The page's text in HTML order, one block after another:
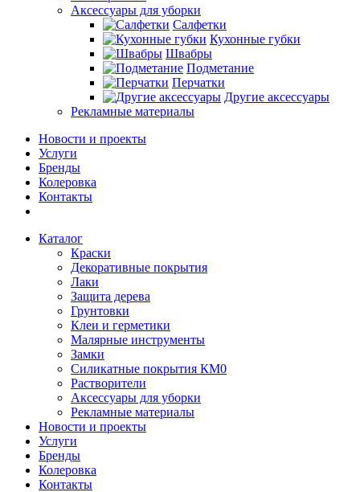
Аксессуары для уборки
Салфетки
Кухонные губки
Швабры
Подметание
Перчатки
Другие аксессуары
Рекламные материалы
Новости и проекты
Услуги
Бренды
Колеровка
Контакты
Каталог
Краски
Декоративные покрытия
Лаки
Защита дерева
Грунтовки
Клеи и герметики
Малярные инструменты
Замки
Силикатные покрытия КМ0
Растворители
Аксессуары для уборки
Рекламные материалы
Новости и проекты
Услуги
Бренды
Колеровка
Контакты